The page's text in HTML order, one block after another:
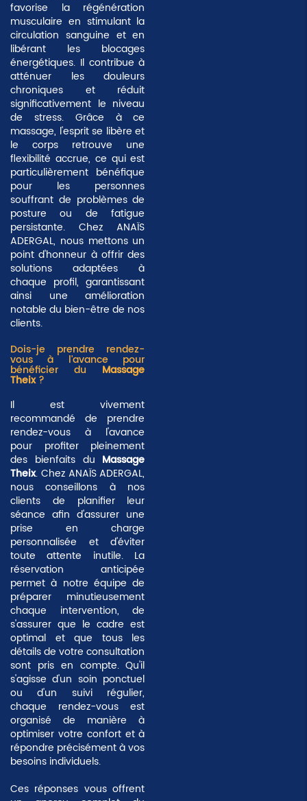
favorise la régénération
musculaire en stimulant la
circulation sanguine et en
libérant les blocages
énergétiques. Il contribue à
atténuer les douleurs
chroniques et réduit
significativement le niveau
de stress. Grâce à ce
massage, l'esprit se libère et
le corps retrouve une
flexibilité accrue, ce qui est
particulièrement bénéfique
pour les personnes
souffrant de problèmes de
posture ou de fatigue
persistante. Chez ANAÏS
ADERGAL, nous mettons un
point d'honneur à offrir des
solutions adaptées à
chaque profil, garantissant
ainsi une amélioration
notable du bien-être de nos
clients.
Dois-je prendre rendez-
vous à l'avance pour
bénéficier du Massage
Theix?
Il est vivement
recommandé de prendre
rendez-vous à l'avance
pour profiter pleinement
des bienfaits du Massage
Theix. Chez ANAÏS ADERGAL,
nous conseillons à nos
clients de planifier leur
séance afin d'assurer une
prise en charge
personnalisée et d'éviter
toute attente inutile. La
réservation anticipée
permet à notre équipe de
préparer minutieusement
chaque intervention, de
s'assurer que le cadre est
optimal et que tous les
détails de votre consultation
sont pris en compte. Qu'il
s'agisse d'un soin ponctuel
ou d'un suivi régulier,
chaque rendez-vous est
organisé de manière à
optimiser votre confort et à
répondre précisément à vos
besoins individuels.
Ces réponses vous offrent